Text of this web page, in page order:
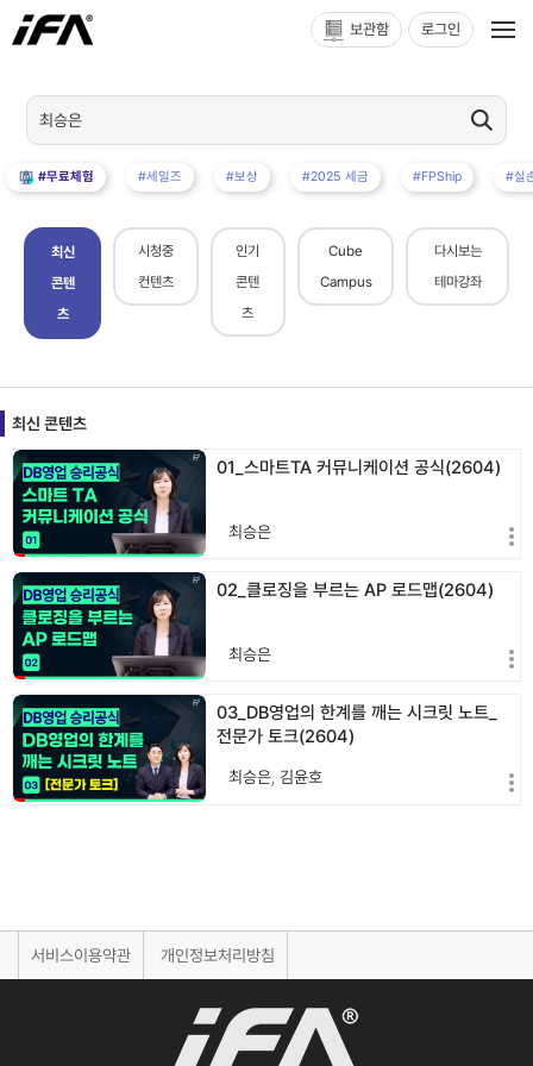
보관함 로그인
#무료체험 #세일즈 #보상 #2025 세금 #FPShip #실
최신
콘텐
츠
시청중
컨텐츠
인기
콘텐
츠
Cube
Campus
다시보는
테마강좌
최신 콘텐츠
01_스마트TA 커뮤니케이션 공식(2604)
최승은
02_클로징을 부르는 AP 로드맵(2604)
최승은
03_DB영업의 한계를 깨는 시크릿 노트_
전문가 토크(2604)
최승은,김윤호
서비스이용약관 개인정보처리방침